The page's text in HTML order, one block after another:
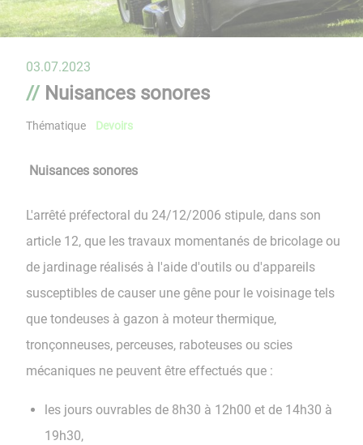
03.07.2023
Nuisances sonores
Thématique Devoirs
Nuisances sonores
L'arrêté préfectoral du 24/12/2006 stipule, dans son
article 12, que les travaux momentanés de bricolage ou
de jardinage réalisés à l'aide d'outils ou d'appareils
susceptibles de causer une gêne pour le voisinage tels
que tondeuses à gazon à moteur thermique,
tronçonneuses, perceuses, raboteuses ou scies
mécaniques ne peuvent être effectués que :
les jours ouvrables de 8h30 à 12h00 et de 14h30 à
19h30,